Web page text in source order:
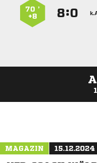
:
70 ’
+8
MAGAZIN